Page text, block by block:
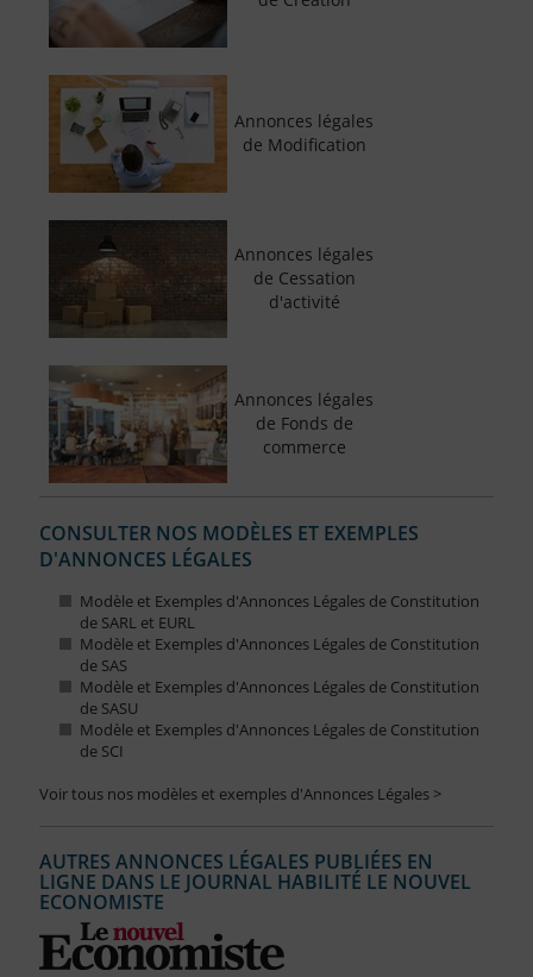
Annonces légales
de Modification
Annonces légales
de Cessation
d'activité
Annonces légales
de Fonds de
commerce
CONSULTER NOS MODÈLES ET EXEMPLES
D'ANNONCES LÉGALES
Modèle et Exemples d'Annonces Légales de Constitution
de SARL et EURL
Modèle et Exemples d'Annonces Légales de Constitution
de SAS
Modèle et Exemples d'Annonces Légales de Constitution
de SASU
Modèle et Exemples d'Annonces Légales de Constitution
de SCI
Voir tous nos modèles et exemples d'Annonces Légales >
AUTRES ANNONCES LÉGALES PUBLIÉES EN
LIGNE DANS LE JOURNAL HABILITÉ LE NOUVEL
ECONOMISTE